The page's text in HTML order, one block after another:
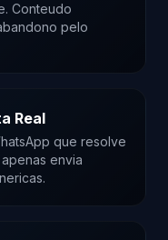
Conteudo
pelo
Real
que resolve
envia